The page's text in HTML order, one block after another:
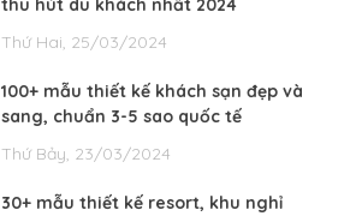
thu hút du khách nhất 2024
Thứ Hai, 25/03/2024
100+ mẫu thiết kế khách sạn đẹp và
sang, chuẩn 3-5 sao quốc tế
Thứ Bảy, 23/03/2024
30+ mẫu thiết kế resort, khu nghỉ